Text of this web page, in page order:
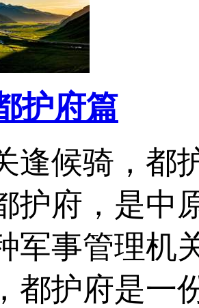
护府篇
逢候骑，
护府，是中
军事管理机
都护府是